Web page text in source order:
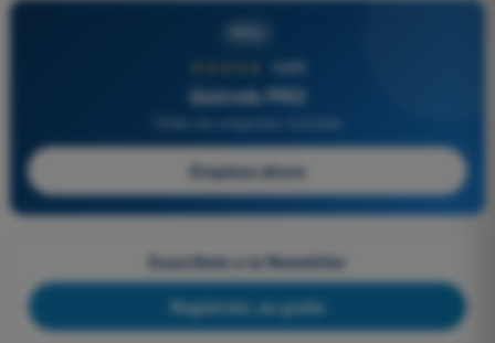
4,6/5
Quizvds PRO
Empieza ahora
Suscríbete a la Newsletter
Regístrate, es gratis